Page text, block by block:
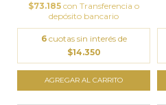
$73.185 con Transferencia o
depósito bancario
6 cuotas sin interés de
$14.350